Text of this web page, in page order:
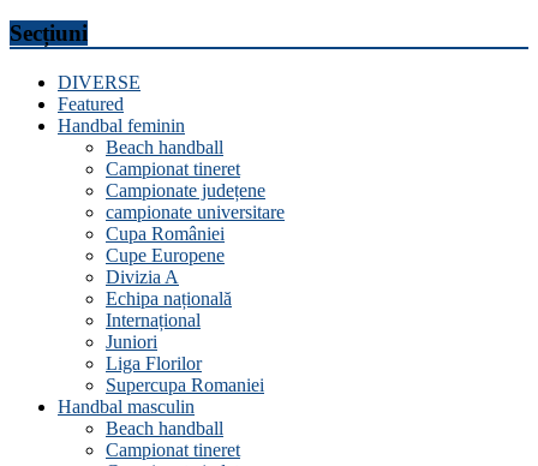
Secțiuni
DIVERSE
Featured
Handbal feminin
Beach handball
Campionat tineret
Campionate județene
campionate universitare
Cupa României
Cupe Europene
Divizia A
Echipa națională
Internațional
Juniori
Liga Florilor
Supercupa Romaniei
Handbal masculin
Beach handball
Campionat tineret